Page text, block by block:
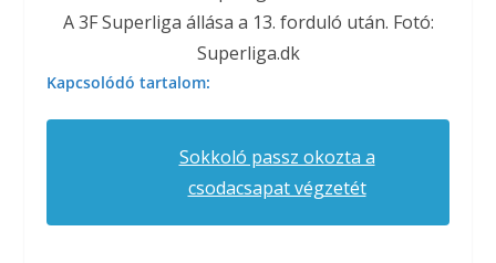
A 3F Superliga állása a 13. forduló után. Fotó:
Superliga.dk
Kapcsolódó tartalom:
Sokkoló passz okozta a
csodacsapat végzetét